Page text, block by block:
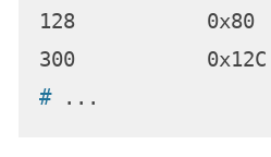
128           0x80
# ...